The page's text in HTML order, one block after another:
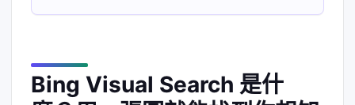
Bing Visual Search 是什